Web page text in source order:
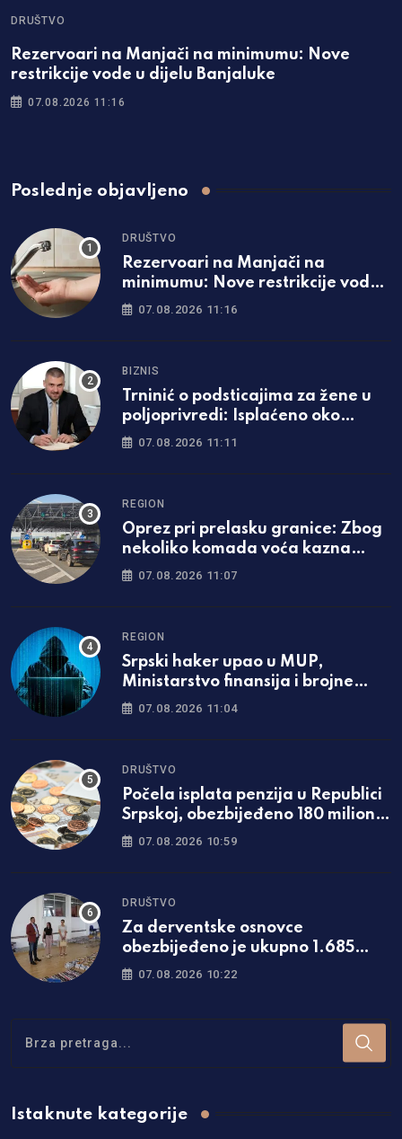
DRUŠTVO
Rezervoari na Manjači na minimumu: Nove
restrikcije vode u dijelu Banjaluke
07.08.2026 11:16
Poslednje objavljeno
DRUŠTVO
Rezervoari na Manjači na
minimumu: Nove restrikcije vode
u dijelu Banjaluke
07.08.2026 11:16
BIZNIS
Trninić o podsticajima za žene u
poljoprivredi: Isplaćeno oko
1.200.000 KM
07.08.2026 11:11
REGION
Oprez pri prelasku granice: Zbog
nekoliko komada voća kazna
može biti i veća od 13.000 evra
07.08.2026 11:07
REGION
Srpski haker upao u MUP,
Ministarstvo finansija i brojne
institucije Hrvatske
07.08.2026 11:04
DRUŠTVO
Počela isplata penzija u Republici
Srpskoj, obezbijeđeno 180 miliona
KM07.08.2026 10:59
DRUŠTVO
Za derventske osnovce
obezbijeđeno je ukupno 1.685
kompleta besplatnih udžbenika
07.08.2026 10:22
Istaknute kategorije